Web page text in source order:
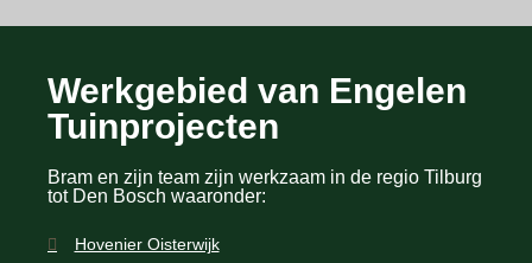
Werkgebied van Engelen
Tuinprojecten
Bram en zijn team zijn werkzaam in de regio Tilburg
tot Den Bosch waaronder:
Hovenier Oisterwijk